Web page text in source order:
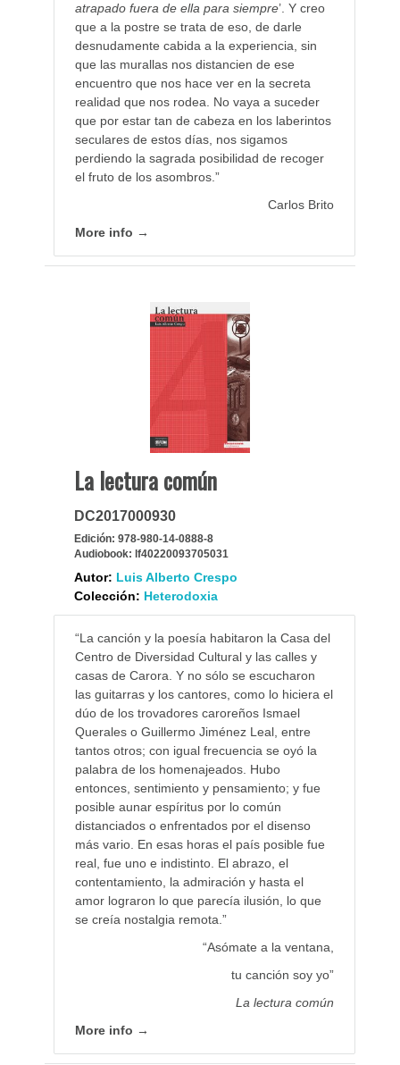
atrapado fuera de ella para siempre’. Y creo
que a la postre se trata de eso, de darle
desnudamente cabida a la experiencia, sin
que las murallas nos distancien de ese
encuentro que nos hace ver en la secreta
realidad que nos rodea. No vaya a suceder
que por estar tan de cabeza en los laberintos
seculares de estos días, nos sigamos
perdiendo la sagrada posibilidad de recoger
el fruto de los asombros.”
Carlos Brito
More info →
La lectura común
DC2017000930
Edición: 978-980-14-0888-8
Audiobook: lf40220093705031
Autor: Luis Alberto Crespo
Colección: Heterodoxia
“La canción y la poesía habitaron la Casa del
Centro de Diversidad Cultural y las calles y
casas de Carora. Y no sólo se escucharon
las guitarras y los cantores, como lo hiciera el
dúo de los trovadores caroreños Ismael
Querales o Guillermo Jiménez Leal, entre
tantos otros; con igual frecuencia se oyó la
palabra de los homenajeados. Hubo
entonces, sentimiento y pensamiento; y fue
posible aunar espíritus por lo común
distanciados o enfrentados por el disenso
más vario. En esas horas el país posible fue
real, fue uno e indistinto. El abrazo, el
contentamiento, la admiración y hasta el
amor lograron lo que parecía ilusión, lo que
se creía nostalgia remota.”
“Asómate a la ventana,
tu canción soy yo”
La lectura común
More info →